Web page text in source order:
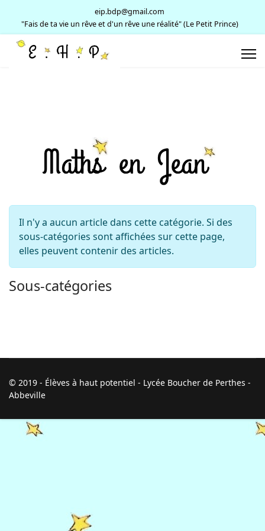
eip.bdp@gmail.com
"Fais de ta vie un rêve et d'un rêve une réalité" (Le Petit Prince)
Info
Il n'y a aucun article dans cette catégorie. Si des
sous-catégories sont affichées sur cette page,
elles peuvent contenir des articles.
Sous-catégories
© 2019 - Élèves à haut potentiel - Lycée Boucher de Perthes -
Abbeville